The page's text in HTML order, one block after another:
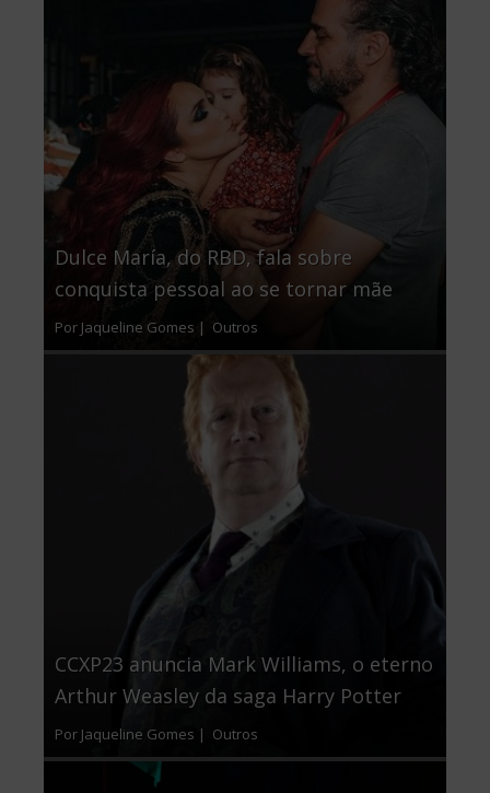
Dulce María, do RBD, fala sobre
conquista pessoal ao se tornar mãe
Por Jaqueline Gomes | Outros
CCXP23 anuncia Mark Williams, o eterno
Arthur Weasley da saga Harry Potter
Por Jaqueline Gomes | Outros